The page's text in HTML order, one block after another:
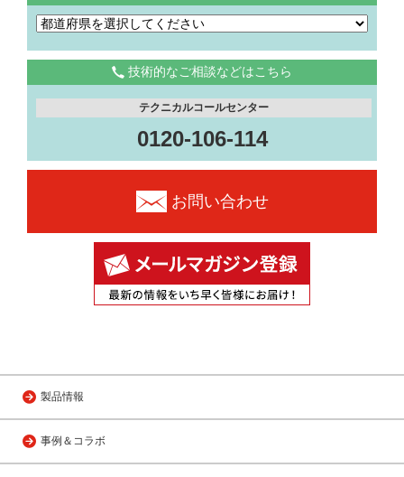
技術的なご相談などはこちら
テクニカルコールセンター
0120-106-114
お問い合わせ
製品情報
事例＆コラボ